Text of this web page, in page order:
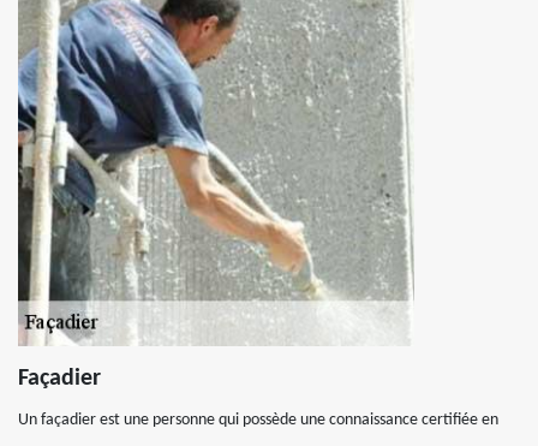
Façadier
Un façadier est une personne qui possède une connaissance certifiée en